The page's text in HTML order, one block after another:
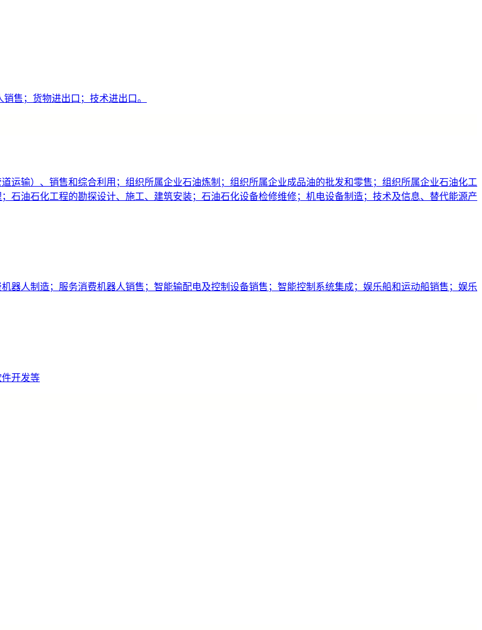
售；货物进出口；技术进出口。
运输）、销售和综合利用；组织所属企业石油炼制；组织所属企业成品油的批发和零售；组织所属企业石油化工
石油石化工程的勘探设计、施工、建筑安装；石油石化设备检修维修；机电设备制造；技术及信息、替代能源产
器人制造；服务消费机器人销售；智能输配电及控制设备销售；智能控制系统集成；娱乐船和运动船销售；娱乐
开发等